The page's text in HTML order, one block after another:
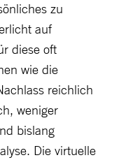
zu
auf
diese oft
wie die
reichlich
weniger
bislang
Die virtuelle